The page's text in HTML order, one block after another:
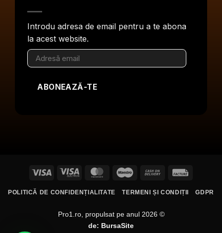
Introdu adresa de email pentru a te abona
la acest website.
Adresă
email
ABONEAZĂ-TE
Visa
Visa
MasterCardMaestro
Cash
Delivery
POLITICĂ DE CONFIDENȚIALITATE TERMENI ȘI CONDIȚII GDPR
Pro1.ro, propulsat pe anul 2026 ©
de: BursaSite